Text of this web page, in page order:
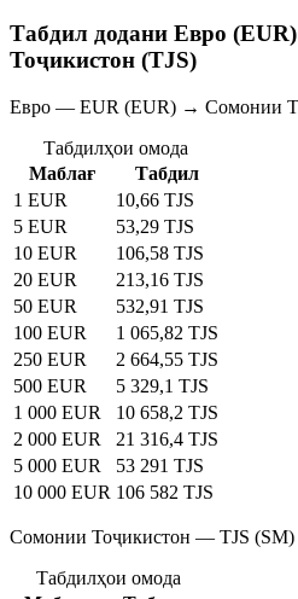
Табдил додани Евро
Тоҷикистон (TJS)
Евро — EUR (EUR) → Сомонии
Табдилҳои омода
Маблағ
Табдил
1 EUR
10,66 TJS
5 EUR
53,29 TJS
10 EUR
106,58 TJS
20 EUR
213,16 TJS
50 EUR
532,91 TJS
100 EUR
1 065,82 TJS
250 EUR
2 664,55 TJS
500 EUR
5 329,1 TJS
1 000 EUR
10 658,2 TJS
2 000 EUR
21 316,4 TJS
5 000 EUR
53 291 TJS
10 000 EUR 106 582 TJS
Сомонии Тоҷикистон — TJS
Табдилҳои омода